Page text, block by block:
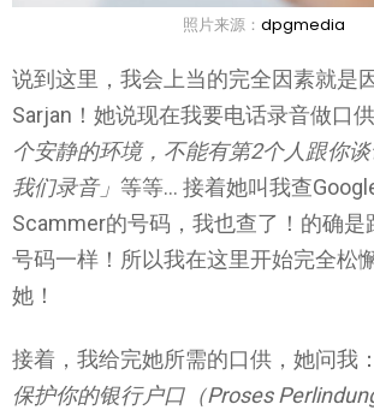
照片来源： dpgmedia
说到这里，我会上当的完全因素就是
Sarjan！她说现在我要电话录音做口供
个安静的环境，不能有第2个人跟你
我们录音」 等等… 接着她叫我查
Scammer的号码，我也查了！的确是
号码一样！所以我在这里开始完全松
她！
接着，我给完她所需的口供，她问我：
保护你的银行户口（Proses